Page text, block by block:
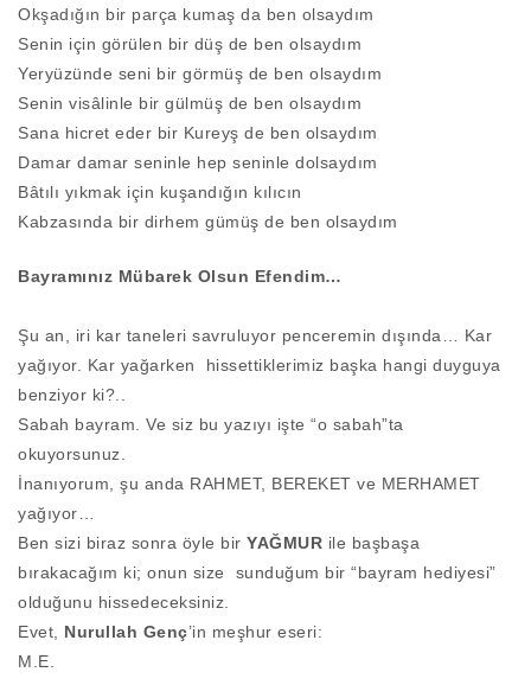
Okşadığın bir parça kumaş da ben olsaydım
Senin için görülen bir düş de ben olsaydım
Yeryüzünde seni bir görmüş de ben olsaydım
Senin visâlinle bir gülmüş de ben olsaydım
Sana hicret eder bir Kureyş de ben olsaydım
Damar damar seninle hep seninle dolsaydım
Bâtılı yıkmak için kuşandığın kılıcın
Kabzasında bir dirhem gümüş de ben olsaydım
Bayramınız Mübarek Olsun Efendim…
Şu an, iri kar taneleri savruluyor penceremin dışında… Kar
yağıyor. Kar yağarken hissettiklerimiz başka hangi duyguya
benziyor ki?..
Sabah bayram. Ve siz bu yazıyı işte “o sabah”ta
okuyorsunuz.
İnanıyorum, şu anda RAHMET, BEREKET ve MERHAMET
yağıyor…
Ben sizi biraz sonra öyle bir YAĞMUR ile başbaşa
bırakacağım ki; onun size sunduğum bir “bayram hediyesi”
olduğunu hissedeceksiniz.
Evet, Nurullah Genç’in meşhur eseri:
M.E.